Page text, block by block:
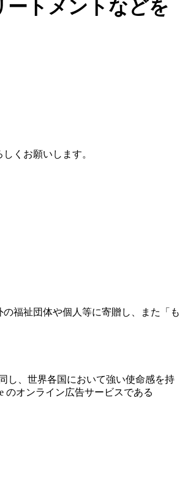
ートメントなどを
くお願いします。
福祉団体や個人等に寄贈し、また「も
し、世界各国において強い使命感を持
のオンライン広告サービスである